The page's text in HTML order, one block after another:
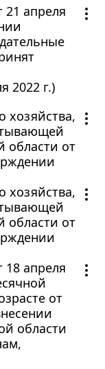
21 апреля
2022 г.)
хозяйства,
области от
хозяйства,
области от
18 апреля
от
области